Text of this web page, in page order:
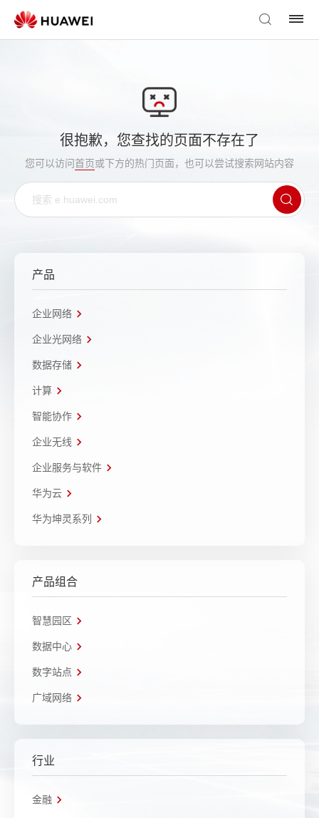
很抱歉，您查找的页面不存在了
您可以访问首页或下方的热门页面，也可以尝试搜索网站内容
产品
企业网络
企业光网络
数据存储
计算
智能协作
企业无线
企业服务与软件
华为云
华为坤灵系列
产品组合
智慧园区
数据中心
数字站点
广域网络
行业
金融